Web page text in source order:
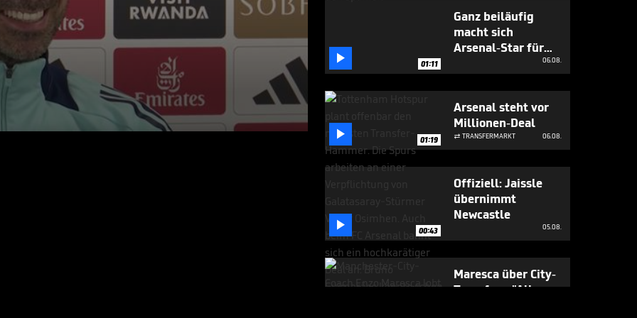
 01:11
Ganz beiläufig
macht sich
Arsenal-Star für
06.08.
 01:19
Arsenal steht vor
Millionen-Deal
 TRANSFERMARKT 06.08.
 00:43
Offiziell: Jaissle
übernimmt
Newcastle
05.08.
Maresca über City-
Transfers: "Alles